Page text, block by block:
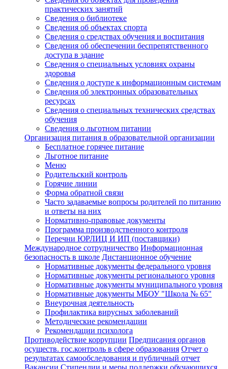
практических занятий
Сведения о библиотеке
Сведения об объектах спорта
Сведения о средствах обучения и воспитания
Сведения об обеспечении беспрепятственного
доступа в здание
Сведения о специальных условиях охраны
здоровья
Сведения о доступе к информационным системам
Сведения об электронных образовательных
ресурсах
Сведения о специальных технических средствах
обучения
Сведения о льготном питании
Организация питания в образовательной организации
Бесплатное горячее питание
Льготное питание
Меню
Родительский контроль
Горячие линии
Форма обратной связи
Часто задаваемые вопросы родителей по питанию
и ответы на них
Нормативно-правовые документы
Программа производственного контроля
Перечни ЮРЛИЦ И ИП (поставщики)
Международное сотрудничество Информационная
безопасность в школе Дистанционное обучение
Нормативные документы федерального уровня
Нормативные документы регионального уровня
Нормативные документы муниципального уровня
Нормативные документы МБОУ "Школа № 65"
Внеурочная деятельность
Профилактика вирусных заболеваний
Методические рекомендации
Рекомендации психолога
Противодействие коррупции Предписания органов
осуществ. гос.контроль в сфере образования Отчет о
результатах самообследования и публичный отчет
Вакансии Стипендии и меры поддержки обучающихся